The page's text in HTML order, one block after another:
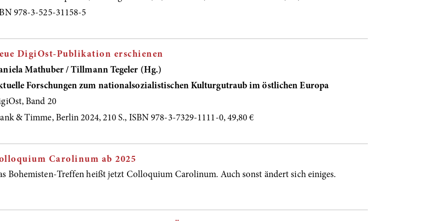
978-3-525-31158-5
DigiOst-Publikation erschienen
Mathuber / Tillmann Tegeler (Hg.)
Forschungen zum nationalsozialistischen Kulturgutraub im östlichen Europa
Band 20
& Timme, Berlin 2024, 210 S., ISBN 978-3-7329-1111-0, 49,80 €
Carolinum ab 2025
Bohemisten-Treffen heißt jetzt Colloquium Carolinum. Auch sonst ändert sich einiges.